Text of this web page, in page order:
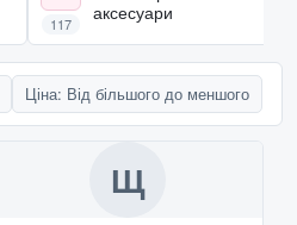
аксесуари
117
Ціна: Від більшого до меншого
Щ